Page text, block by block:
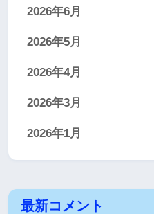
2026年6月
2026年5月
2026年4月
2026年3月
2026年1月
最新コメント